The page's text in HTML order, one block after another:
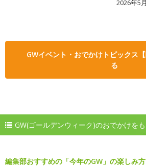
2026年5
GWイベント・おでかけトピックス
る
GW(ゴールデンウィーク)のおでかけを
編集部おすすめの「今年のGW」の楽しみ